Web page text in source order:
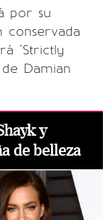
por su
conservada
"Strictly
Damian
y
de belleza